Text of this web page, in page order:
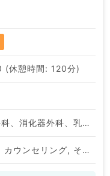
休憩時間: 120分)
外科系全般、一般外科、消化器外科、乳腺外科、総合診療科、美容皮膚科、健診・人間ドック、救急科・ＩＣＵ、病理科、基礎医学系、膠原病科、スポーツ整形外科、大腸・肛門外科、産業医、脊髄・脊椎外科、科目不問、神経内科、精神科、神経科、アレルギー科、リウマチ科、小児科、整形外科、形成外科、美容外科、脳神経外科、呼吸器外科、心臓血管外科、小児外科、皮膚科、泌尿器科、産婦人科、産科、婦人科、眼科、耳鼻咽喉科、気管食道科、放射線科、リハビリテーション科、麻酔科、ペインクリニック、人工透析科、緩和ケア科、一般内科、循環器内科、呼吸器内科、消化器内科、内分泌・代謝内科、腎臓内科、老年内科、血液内科
一般外来, 一般外来, カウンセリング, その他